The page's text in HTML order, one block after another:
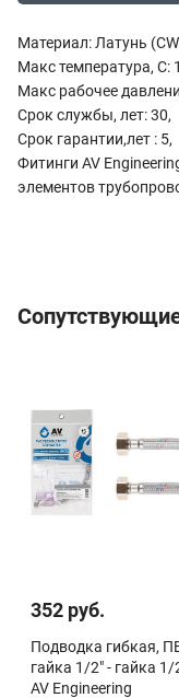
Материал: Латунь
Макс температура, С:
Макс рабочее
Срок службы, лет: 30,
Срок гарантии,лет : 5,
Фитинги AV
элементов
352 руб.
Подводка гибкая,
гайка 1/2" - гайка
AV Engineering